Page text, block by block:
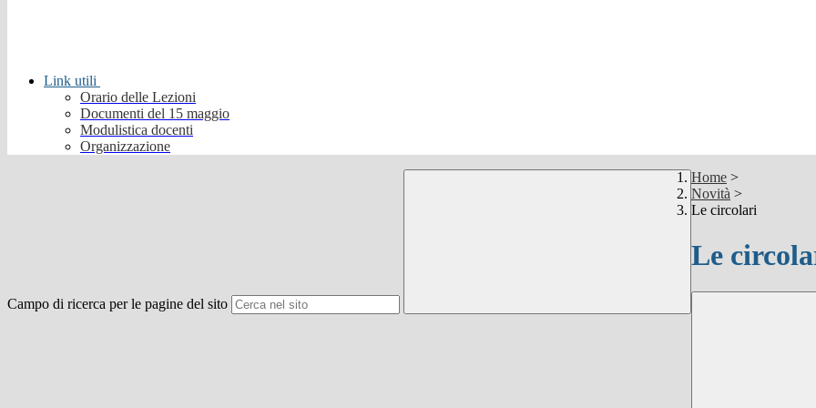
Link utili
Orario delle Lezioni
Documenti del 15 maggio
Modulistica docenti
Organizzazione
Campo di ricerca per le pagine del sito
Home >
Novità >
Le circolari
Le